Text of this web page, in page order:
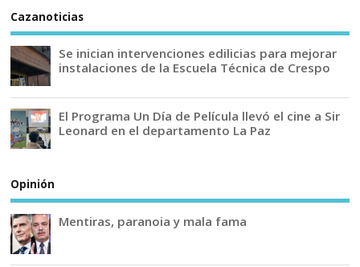
Cazanoticias
Se inician intervenciones edilicias para mejorar
instalaciones de la Escuela Técnica de Crespo
El Programa Un Día de Película llevó el cine a Sir
Leonard en el departamento La Paz
Opinión
Mentiras, paranoia y mala fama